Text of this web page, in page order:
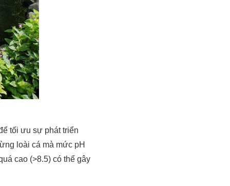
tối ưu sự phát triển
loài cá mà mức pH
cao (>8.5) có thể gây